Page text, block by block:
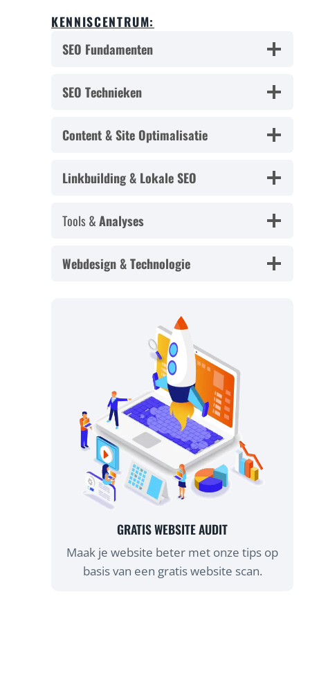
KENNISCENTRUM:
SEO Fundamenten
SEO Technieken
Content & Site Optimalisatie
Linkbuilding & Lokale SEO
Tools &Analyses
Webdesign & Technologie
GRATIS WEBSITE AUDIT
Maak je website beter met onze tips op
basis van een gratis website scan.